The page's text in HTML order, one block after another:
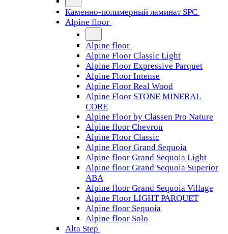
Каменно-полимерный ламинат SPC
Alpine floor
Alpine floor
Alpine Floor Classic Light
Alpine Floor Expressive Parquet
Alpine Floor Intense
Alpine Floor Real Wood
Alpine Floor STONE MINERAL
CORE
Alpine Floor by Classen Pro Nature
Alpine floor Chevron
Alpine Floor Classic
Alpine Floor Grand Sequoia
Alpine floor Grand Sequoia Light
Alpine floor Grand Sequoia Superior
ABA
Alpine floor Grand Sequoia Village
Alpine Floor LIGHT PARQUET
Alpine floor Sequoia
Alpine floor Solo
Alta Step